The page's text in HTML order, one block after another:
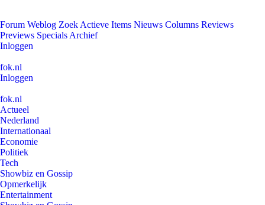
Forum Weblog Zoek Actieve Items Nieuws Columns Reviews
Previews Specials Archief
Inloggen
fok.nl
Inloggen
fok.nl
Actueel
Nederland
Internationaal
Economie
Politiek
Tech
Showbiz en Gossip
Opmerkelijk
Entertainment